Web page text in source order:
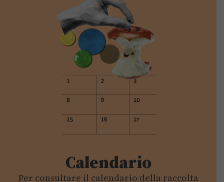
Calendario
Per consultare il calendario della raccolta